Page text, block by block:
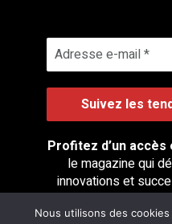
Profitez d’un
le magazine qui
innovations et
Nous utilisons des